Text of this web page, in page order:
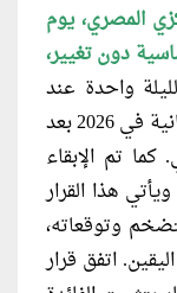
المصري، يوم
دون تغيير،
واحدة عند
19% و20% على الترتيب، وذلك للمرة الثانية في 2026 بعد
تم الإبقاء
والخصم عند 19.5%. ويأتي هذا القرار
وتوقعاته،
اتفق قرار